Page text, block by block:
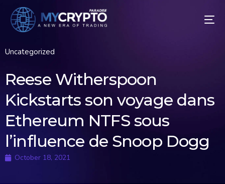
Uncategorized
Reese Witherspoon
Kickstarts son voyage dans
Ethereum NTFS sous
l’influence de Snoop Dogg
October 18, 2021